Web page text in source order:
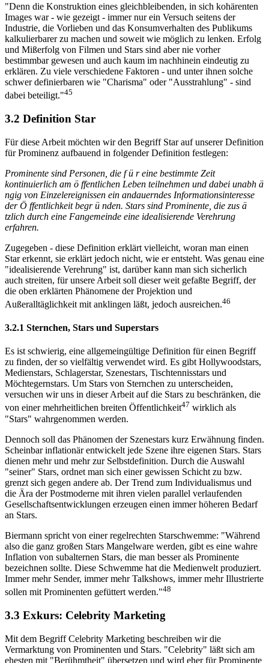
"Denn die Konstruktion eines gleichbleibenden, in sich kohärenten
Images war - wie gezeigt - immer nur ein Versuch seitens der
Industrie, die Vorlieben und das Konsumverhalten des Publikums
kalkulierbarer zu machen und soweit wie möglich zu lenken. Erfolg
und Mißerfolg von Filmen und Stars sind aber nie vorher
bestimmbar gewesen und auch kaum im nachhinein eindeutig zu
erklären. Zu viele verschiedene Faktoren - und unter ihnen solche
schwer definierbaren wie "Charisma" oder "Ausstrahlung" - sind
dabei beteiligt."45
3.2 Definition Star
Für diese Arbeit möchten wir den Begriff Star auf unserer Definition
für Prominenz aufbauend in folgender Definition festlegen:
Prominente sind Personen, die f ü r eine bestimmte Zeit
kontinuierlich am ö ffentlichen Leben teilnehmen und dabei unabh ä
ngig von Einzelereignissen ein andauerndes Informationsinteresse
der Ö ffentlichkeit begr ü nden. Stars sind Prominente, die zus ä
tzlich durch eine Fangemeinde eine idealisierende Verehrung
erfahren.
Zugegeben - diese Definition erklärt vielleicht, woran man einen
Star erkennt, sie erklärt jedoch nicht, wie er entsteht. Was genau eine
"idealisierende Verehrung" ist, darüber kann man sich sicherlich
auch streiten, für unsere Arbeit soll dieser weit gefaßte Begriff, der
die oben erklärten Phänomene der Projektion und
Außeralltäglichkeit mit anklingen läßt, jedoch ausreichen.46
3.2.1 Sternchen, Stars und Superstars
Es ist schwierig, eine allgemeingültige Definition für einen Begriff
zu finden, der so vielfältig verwendet wird. Es gibt Hollywoodstars,
Medienstars, Schlagerstar, Szenestars, Tischtennisstars und
Möchtegernstars. Um Stars von Sternchen zu unterscheiden,
versuchen wir uns in dieser Arbeit auf die Stars zu beschränken, die
von einer mehrheitlichen breiten Öffentlichkeit47 wirklich als
"Stars" wahrgenommen werden.
Dennoch soll das Phänomen der Szenestars kurz Erwähnung finden.
Scheinbar inflationär entwickelt jede Szene ihre eigenen Stars. Stars
dienen mehr und mehr zur Selbstdefinition. Durch die Auswahl
"seiner" Stars, ordnet man sich einer gewissen Schicht zu bzw.
grenzt sich gegen andere ab. Der Trend zum Individualismus und
die Ära der Postmoderne mit ihren vielen parallel verlaufenden
Gesellschaftsentwicklungen erzeugen einen immer höheren Bedarf
an Stars.
Biermann spricht von einer regelrechten Starschwemme: "Während
also die ganz großen Stars Mangelware werden, gibt es eine wahre
Inflation von subalternen Stars, die man besser als Prominente
bezeichnen sollte. Diese Schwemme hat die Medienwelt produziert.
Immer mehr Sender, immer mehr Talkshows, immer mehr Illustrierte
sollen mit Prominenten gefüttert werden."48
3.3 Exkurs: Celebrity Marketing
Mit dem Begriff Celebrity Marketing beschreiben wir die
Vermarktung von Prominenten und Stars. "Celebrity" läßt sich am
ehesten mit "Berühmtheit" übersetzen und wird eher für Prominente